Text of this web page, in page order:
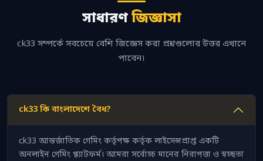
সাধারণজিজ্ঞাসা
ck33 সম্পর্কে সবচেয়ে বেশি জিজ্ঞেস করা প্রশ্নগুলোর উত্তর এখানে
পাবেন।
ck33 কি বাংলাদেশে বৈধ?
ck33 আন্তর্জাতিক গেমিং কর্তৃপক্ষ কর্তৃক লাইসেন্সপ্রাপ্ত একটি
অনলাইন গেমিং প্ল্যাটফর্ম। আমরা সর্বোচ্চ মানের নিরাপত্তা ও স্বচ্ছতা